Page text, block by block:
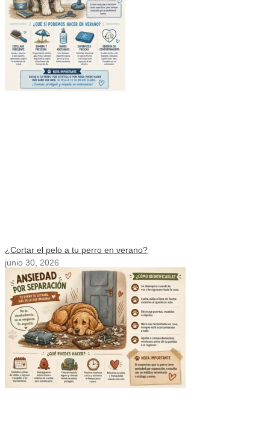
¿Cortar el pelo a tu perro en verano?
junio 30, 2026